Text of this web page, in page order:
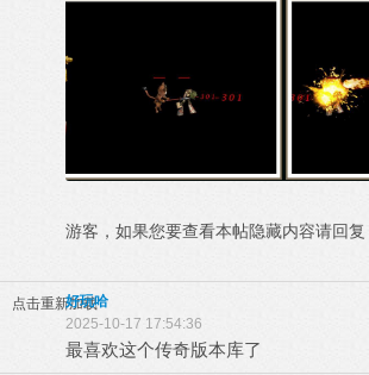
游客，如果您要查看本帖隐藏内容请回复
点击重新加载
好玩哈
2025-10-17 17:54:36
最喜欢这个传奇版本库了